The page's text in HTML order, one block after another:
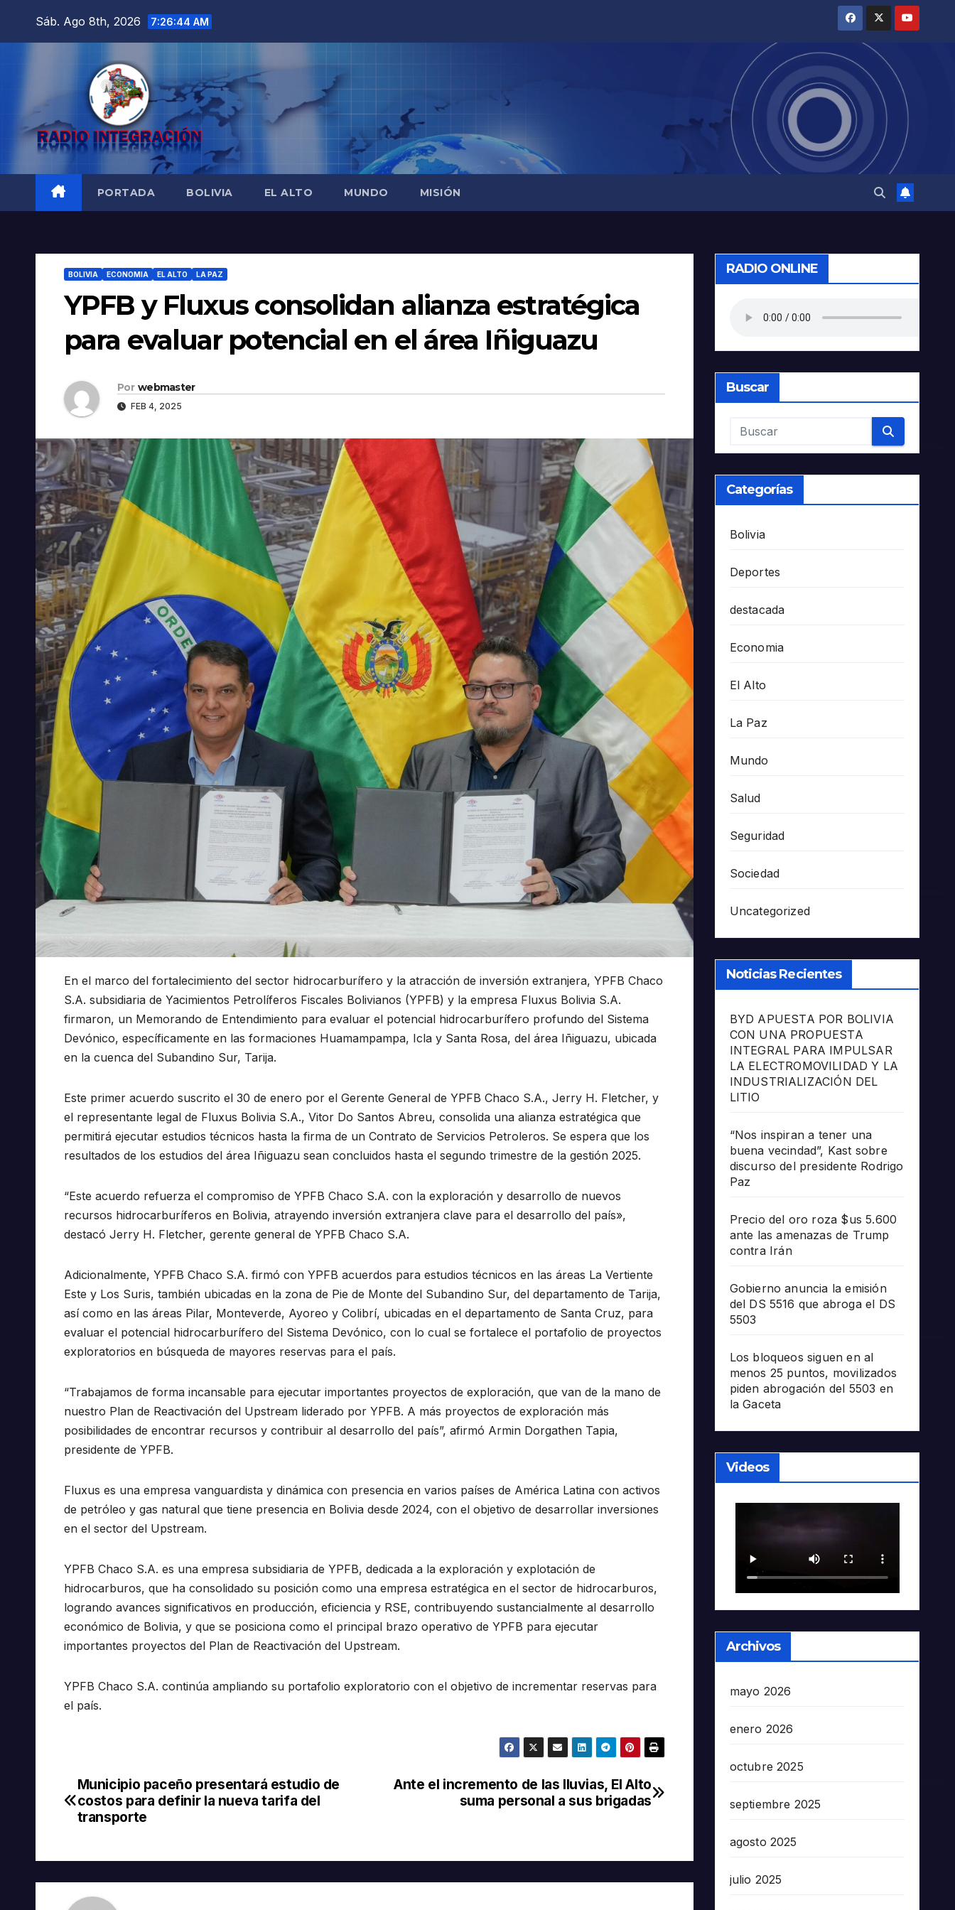
Sáb. Ago 8th, 2026 7:26:45 AM
PORTADA BOLIVIA EL ALTO MUNDO MISIÓN
BOLIVIA ECONOMIA EL ALTO LA PAZ
YPFB y Fluxus consolidan alianza estratégica
para evaluar potencial en el área Iñiguazu
Por webmaster
FEB 4, 2025
En el marco del fortalecimiento del sector hidrocarburífero y la atracción de inversión extranjera, YPFB Chaco
S.A. subsidiaria de Yacimientos Petrolíferos Fiscales Bolivianos (YPFB) y la empresa Fluxus Bolivia S.A.
firmaron, un Memorando de Entendimiento para evaluar el potencial hidrocarburífero profundo del Sistema
Devónico, específicamente en las formaciones Huamampampa, Icla y Santa Rosa, del área Iñiguazu, ubicada
en la cuenca del Subandino Sur, Tarija.
Este primer acuerdo suscrito el 30 de enero por el Gerente General de YPFB Chaco S.A., Jerry H. Fletcher, y
el representante legal de Fluxus Bolivia S.A., Vitor Do Santos Abreu, consolida una alianza estratégica que
permitirá ejecutar estudios técnicos hasta la firma de un Contrato de Servicios Petroleros. Se espera que los
resultados de los estudios del área Iñiguazu sean concluidos hasta el segundo trimestre de la gestión 2025.
“Este acuerdo refuerza el compromiso de YPFB Chaco S.A. con la exploración y desarrollo de nuevos
recursos hidrocarburíferos en Bolivia, atrayendo inversión extranjera clave para el desarrollo del país»,
destacó Jerry H. Fletcher, gerente general de YPFB Chaco S.A.
Adicionalmente, YPFB Chaco S.A. firmó con YPFB acuerdos para estudios técnicos en las áreas La Vertiente
Este y Los Suris, también ubicadas en la zona de Pie de Monte del Subandino Sur, del departamento de Tarija,
así como en las áreas Pilar, Monteverde, Ayoreo y Colibrí, ubicadas en el departamento de Santa Cruz, para
evaluar el potencial hidrocarburífero del Sistema Devónico, con lo cual se fortalece el portafolio de proyectos
exploratorios en búsqueda de mayores reservas para el país.
“Trabajamos de forma incansable para ejecutar importantes proyectos de exploración, que van de la mano de
nuestro Plan de Reactivación del Upstream liderado por YPFB. A más proyectos de exploración más
posibilidades de encontrar recursos y contribuir al desarrollo del país”, afirmó Armin Dorgathen Tapia,
presidente de YPFB.
Fluxus es una empresa vanguardista y dinámica con presencia en varios países de América Latina con activos
de petróleo y gas natural que tiene presencia en Bolivia desde 2024, con el objetivo de desarrollar inversiones
en el sector del Upstream.
YPFB Chaco S.A. es una empresa subsidiaria de YPFB, dedicada a la exploración y explotación de
hidrocarburos, que ha consolidado su posición como una empresa estratégica en el sector de hidrocarburos,
logrando avances significativos en producción, eficiencia y RSE, contribuyendo sustancialmente al desarrollo
económico de Bolivia, y que se posiciona como el principal brazo operativo de YPFB para ejecutar
importantes proyectos del Plan de Reactivación del Upstream.
YPFB Chaco S.A. continúa ampliando su portafolio exploratorio con el objetivo de incrementar reservas para
el país.
Navegación
de
Ante el incremento de las lluvias, El Alto
suma personal a sus brigadas
Municipio paceño presentará estudio de
costos para definir la nueva tarifa del
transporte
RADIO ONLINE
Buscar
Categorías
Bolivia
Deportes
destacada
Economia
El Alto
La Paz
Mundo
Salud
Seguridad
Sociedad
Uncategorized
Noticias Recientes
BYD APUESTA POR BOLIVIA
CON UNA PROPUESTA
INTEGRAL PARA IMPULSAR
LA ELECTROMOVILIDAD Y LA
INDUSTRIALIZACIÓN DEL
LITIO
“Nos inspiran a tener una
buena vecindad”, Kast sobre
discurso del presidente Rodrigo
Paz
Precio del oro roza $us 5.600
ante las amenazas de Trump
contra Irán
Gobierno anuncia la emisión
del DS 5516 que abroga el DS
5503
Los bloqueos siguen en al
menos 25 puntos, movilizados
piden abrogación del 5503 en
la Gaceta
Videos
Archivos
mayo 2026
enero 2026
octubre 2025
septiembre 2025
agosto 2025
julio 2025